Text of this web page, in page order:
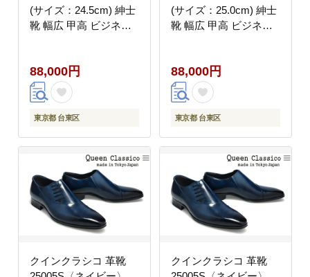
(サイズ：24.5cm) 紳士
靴 幅広 甲高 ビジネス
ポン 牛革
88,000円
東京都 台東区
(サイズ：25.0cm) 紳士
靴 幅広 甲高 ビジネス
ポン 牛革
88,000円
東京都 台東区
クインクラシコ 革靴
クインクラシコ 革靴